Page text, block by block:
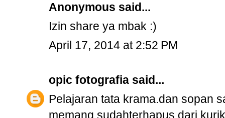
Anonymous said...
Izin share ya mbak :)
April 17, 2014 at 2:52 PM
opic fotografia said...
Pelajaran tata krama.dan sopan
memang sudahterhapus.dari